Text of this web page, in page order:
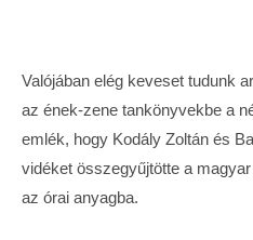
Valójában elég keveset tudunk
az ének-zene tankönyvekbe a
emlék, hogy Kodály Zoltán és
vidéket összegyűjtötte a
az órai anyagba.